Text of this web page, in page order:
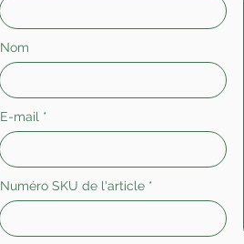
Nom
E-mail
Numéro SKU de l'article